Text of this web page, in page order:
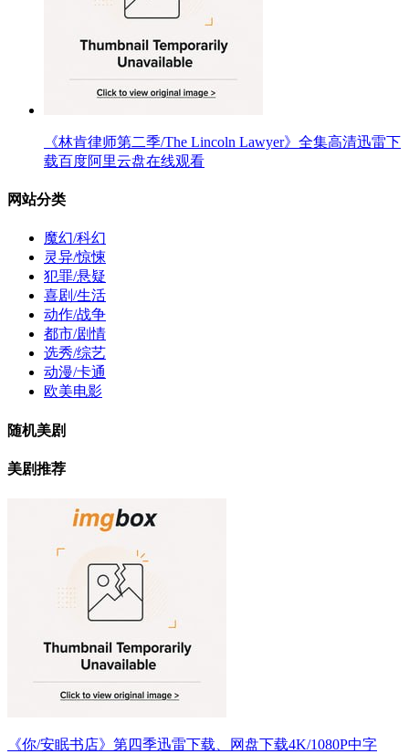
《林肯律师第二季/The Lincoln Lawyer》全集高清迅雷下
载百度阿里云盘在线观看
网站分类
魔幻/科幻
灵异/惊悚
犯罪/悬疑
喜剧/生活
动作/战争
都市/剧情
选秀/综艺
动漫/卡通
欧美电影
随机美剧
美剧推荐
《你/安眠书店》第四季迅雷下载、网盘下载4K/1080P中字